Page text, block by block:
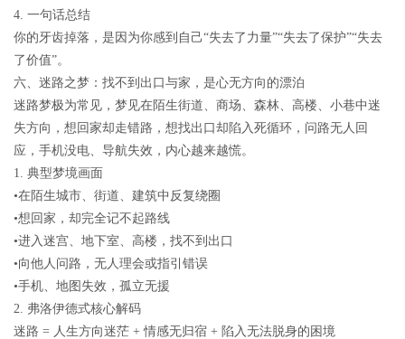
4. 一句话总结
你的牙齿掉落，是因为你感到自己“失去了力量”“失去了保护”“失去
了价值”。
六、迷路之梦：找不到出口与家，是心无方向的漂泊
迷路梦极为常见，梦见在陌生街道、商场、森林、高楼、小巷中迷
失方向，想回家却走错路，想找出口却陷入死循环，问路无人回
应，手机没电、导航失效，内心越来越慌。
1. 典型梦境画面
•在陌生城市、街道、建筑中反复绕圈
•想回家，却完全记不起路线
•进入迷宫、地下室、高楼，找不到出口
•向他人问路，无人理会或指引错误
•手机、地图失效，孤立无援
2. 弗洛伊德式核心解码
迷路 = 人生方向迷茫 +情感无归宿 + 陷入无法脱身的困境